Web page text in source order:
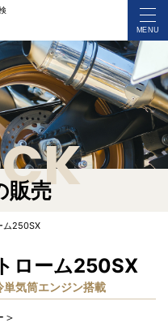
MENU
販売
ム250SX
ローム250SX
気筒エンジン搭載
＞